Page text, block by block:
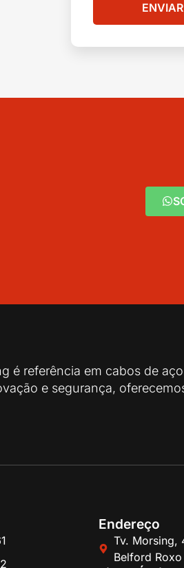
é referência em cabos de
e segurança,
Endereço
Tv. Morsing,
Belford